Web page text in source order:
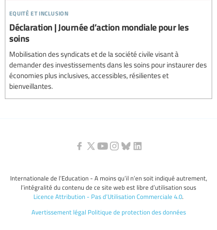
equité et inclusion
Déclaration | Journée d’action mondiale pour les
soins
Mobilisation des syndicats et de la société civile visant à
demander des investissements dans les soins pour instaurer des
économies plus inclusives, accessibles, résilientes et
bienveillantes.
Internationale de l’Education - A moins qu’il n’en soit indiqué autrement,
l’intégralité du contenu de ce site web est libre d’utilisation sous
Licence Attribution - Pas d’Utilisation Commerciale 4.0.
Avertissement légal Politique de protection des données